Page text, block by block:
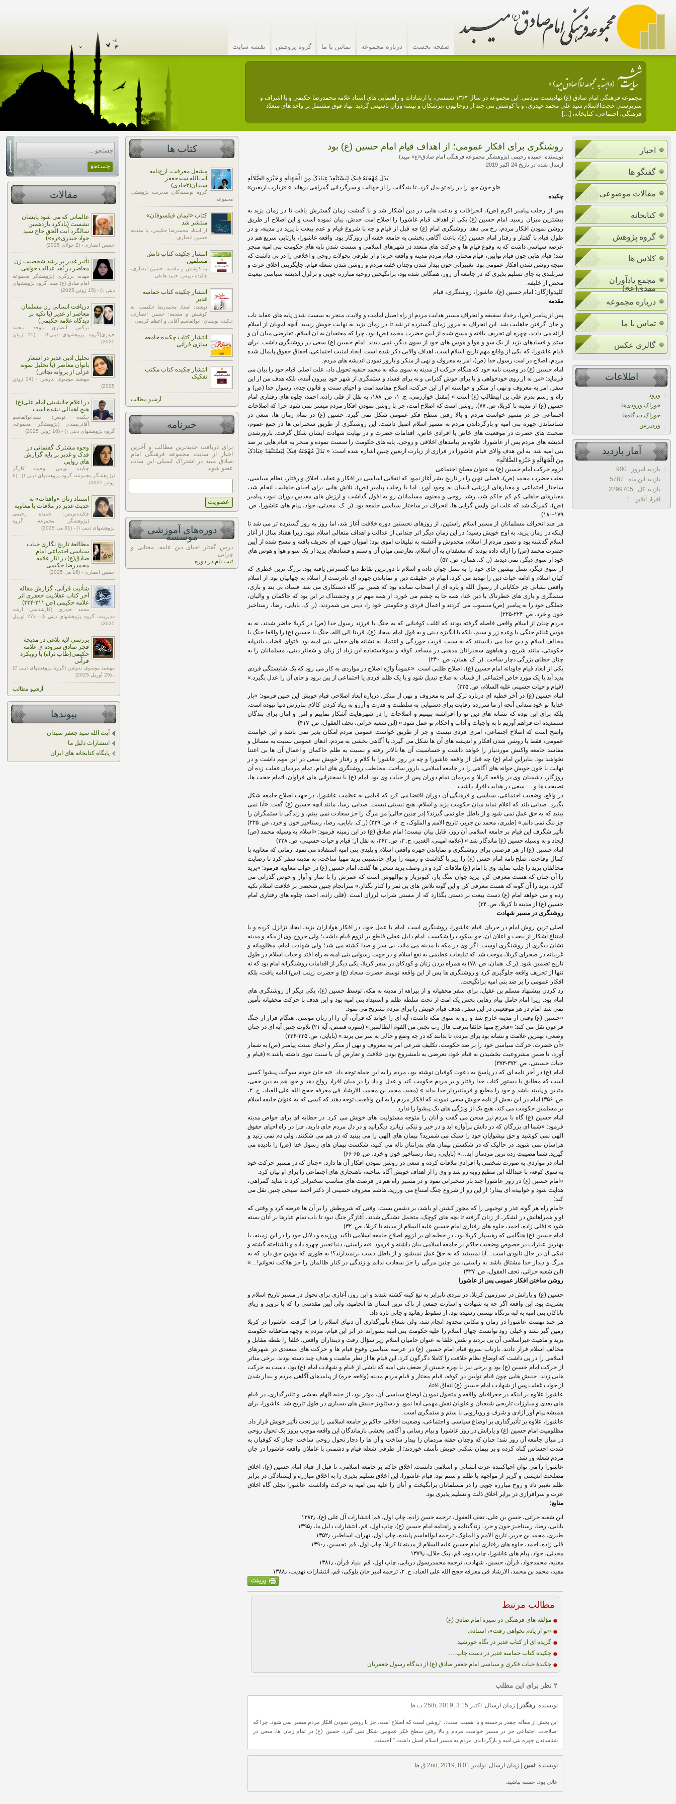
صفحه نخست درباره مجموعه تماس با ما گروه پژوهش نقشه سایت
مجموعه فرهنگی امام صادق (ع) نهادیست مردمی. این مجموعه در سال ۱۳۶۴ شمسی، با ارشادات و راهنمایی های استاد علامه محمدرضا حکیمی و با اشراف و
سرپرستی حجت‌الاسلام سید علی محمد حیدری، و با کوشش تنی چند از روحانیون ،پزشکان و پیشه وران تاسیس گردید. نهاد فوق مشتمل بر واحد های متعدّد
فرهنگی، اجتماعی، کتابخانه، […]
اخبار
گفتگو ها
مقالات موضوعی
کتابخانه
گروه پژوهش
کلاس ها
مجمع یادآوران
مهدی(عج)
درباره مجموعه
تماس با ما
گالری عکس
اطلاعات
ورود
خوراک ورودی‌ها
خوراک دیدگاه‌ها
وردپرس
آمار بازديد
بازديد امروز : 900
بازديد اين ماه : 5787
بازديد کل : 2299705
افراد آنلاين : 1
روشنگری برای افکار عمومی؛ از اهداف قیام امام حسین (ع) بود
نویسنده: حمیده رحیمی (پژوهشگر مجموعه فرهنگی امام صادق«ع» میبد)
ارسال شده در تاریخ 24 اکتبر 2019
بَذَلَ مُهْجَتَهُ فِیکَ لِیَسْتَنْقِذَ عِبَادَکَ مِنَ الْجَهَالَهِ وَ حَیْرَهِ الضَّلالَهِ
«او خون خود را در راه تو بذل کرد، تا بندگانت را از جهالت و سرگردانى گمراهى برهاند.» «زیارت اربعین»
چکیده
پس از رحلت پیامبر اکرم (ص)، انحرافات و بدعت هایی در دین آشکار شد و با گذشت زمان گسترش یافت تا در زمان یزید به
بیشترین میزان رسید. امام حسین (ع) یکی از اهداف قیام عاشورا را اصلاح امت جدش، بیان نموده است و این اصلاح از طریق
روشن نمودن افکار مردم، رخ می دهد. روشنگری امام (ع) چه قبل از قیام و چه با شروع قیام و عدم بیعت با یزید در مدینه، و در
طول قیام با گفتار و رفتار امام حسین (ع)، باعث آگاهی بخشی به جامعه خفته آن روزگار بود. واقعه عاشورا، بازتابی سریع هم در
عرصه سیاسی داشت که به وقوع قیام ها و حرکت های متعدد در شهرهای اسلامی و سست شدن پایه های حکومت بنی امیه منجر
شد؛ قیام هایی چون قیام توابین، قیام مختار، قیام مردم مدینه و واقعه حره؛ و از طرفی تحولات روحی و اخلاقی را در پی داشت که
نتیجه روشن شدن افکار عمومی بود. تغییراتی چون بیدار شدن وجدان خفته مردم و روشن شدن شعله قیام، جایگزینی اخلاق عزت و
سربلندی به جای تسلیم پذیری که در جامعه آن روز، همگانی شده بود، برانگیختن روحیه مبارزه جویی و تزلزل اندیشه سیاسی تبعیت
محض از خلیفه.
کلیدواژگان: امام حسین (ع)، عاشورا، روشنگری، قیام
مقدمه
پس از پیامبر (ص)، رخداد سقیفه و انحراف مسیر هدایت مردم از راه اصیل امامت و ولایت، منجر به سست شدن پایه های عقاید ناب
و جان گرفتن جاهلیت شد. این انحراف به مرور زمان گسترده تر شد تا در زمان یزید به نهایت خویش رسید. آنچه امویان از اسلام
ارائه می دادند، چهره ای تحریف یافته و مسخ شده از آیین حضرت محمد (ص) بود، چرا که معتقدان به آن اسلام، تعارضی میان آن و
ستم و فسادهای یزید از یک سو و هوا و هوس های خود از سوی دیگر، نمی دیدند. امام حسین (ع) سعی در روشنگری داشت. برای
قیام عاشورا، که یکی از وقایع مهم تاریخ اسلام است، اهداف والایی ذکر شده است. ایجاد امنیت اجتماعی، احقاق حقوق پایمال شده
مردم، اصلاح در امت رسول خدا (ص)، امر به معروف و نهی از منکر و بارور نمودن اندیشه های مردم.
امام حسین (ع) در وصیت نامه خود که هنگام حرکت از مدینه به سوی مکه به محمد حنفیه تحویل داد، علت اصلی قیام خود را بیان می
فرماید: «من نه از روی خودخواهی و یا برای خوش گذرانی و نه برای فساد و ستمگری از شهر خود بیرون آمدم، بلکه هدف من از این
سفر، امر به معروف و نهی از منکر و خواسته ام از این حرکت، اصلاح مفاسد امت و احیای سنت و قانون جدم، رسول خدا (ص) و
راه و رسم پدرم علی بن ابیطالب (ع) است.» (مقتل خوارزمی، ج. ۱، ص. ۱۸۸، به نقل از قلی زاده، احمد، جلوه های رفتاری امام
حسین (ع) از مدینه تا کربلا، ص. ۷۷). روشن است که اصلاح امت، جز با روشن نمودن افکار مردم میسر نمی شود. چرا که اصلاحات
اجتماعی جز در مسیر خواست مردم و بالا رفتن سطح فکر عمومی شکل نمی گیرد. حسین (ع) در تمام زمان ها، سعی در
شناساندن چهره بنی امیه و بازگرداندن مردم به مسیر اسلام اصیل داشت. این روشنگری از طریق سخنرانی ها در جمع عموم،
صحبت های حضرت در موقعیت های خاص با افرادی خاص، اقدامات حضرت و در نهایت شهادت ایشان شکل گرفت. بارورشدن
اندیشه های مردم پس از عاشورا، علاوه بر پیامدهای اخلاقی و روحی، پایه های حکومت را سست نموده و منجر به قیام هایی بر ضد
بنی امیه شد. به این هدف والای قیام عاشورا در فرازی از زیارت اربعین چنین اشاره شده است: « بَذَلَ مُهْجَتَهُ فِیکَ لِیَسْتَنْقِذَ عِبَادَکَ
مِنَ الْجَهَالَهِ وَ حَیْرَهِ الضَّلالَهِ»
لزوم حرکت امام حسین (ع) به عنوان مصلح اجتماعی
بعثت حضرت محمد (ص)، فصلی نوین را در تاریخ بشر آغاز نمود که انقلابی اساسی در افکار و عقاید، اخلاق و رفتار، نظام سیاسی،
ساختار اجتماعی و معیارهای ارزشی انسان به وجود آورد. اما با رحلت پیامبر (ص)، تلاش هایی برای احیای جاهلیت انجام شد،
معیارهای جاهلی کم کم حاکم شد، رشد روحی و معنوی مسلمانان رو به افول گذاشت و ارزش های مقدس دوران نبوت پیامبر
(ص)، کمرنگ شد که علت این واپس گرایی ها، انحراف در ساختار سیاسی جامعه بود. (ر. ک. محدثی، جواد، پیام های عاشورا، ص.
۱۷۹-۱۸۰)
هر چند انحراف مسلمانان از مسیر اسلام راستین، از روزهای نخستین دوره خلافت آغاز شد، اما روز به روز گسترده تر می شد تا
اینکه در زمان یزید، به اوج خویش رسید؛ در این زمان دیگر اثر چندانی از عدالت و اهداف متعالی اسلام نبود. زیرا هفتاد سال از آغاز
اسلام گذشته بود و تصور مردم از اسلام، مخدوش و آغشته به تبلیغات اموی بود؛ امویان چهره ای تحریف یافته و مسخ شده از آیین
حضرت محمد (ص) را ارائه داده بودند که معتقدان به آن اسلام، تعارضی میان آن و ستم و فسادهای یزید از یک سو و هوا و هوس های
خود از سوی دیگر، نمی دیدند. (ر. ک. همان، ص. ۵۲)
از سوی دیگر، نسل پیشین جای خود را به نسل جوان داده و اسلام تا دورترین نقاط دنیا گسترش یافته بود. بزرگ ترین خطری که
کیان اسلام و ادامه حیات دین را تهدید می کرد، ابهام در حقیقت دین و نمایاندن چهره ای نادرست از اسلام به جهانیان بود. از اسلام
واقعی نشانی جز حکایاتی از رسول الله و پاره ای از اصحاب نمانده بود که همین نیز گاه دستکاری می شد. فساد، بی بند و باری،
ستمگری و بازی های خطرناک با دین خدا، همه جا به چشم می خورد. از همه مهم تر و وحشتناک تر این بود که حاکمان و والیان،
جملگی خود را به پیامبر (ص) منسوب می کردند و اعمال فردی و حکومتی خود را، دینی می شمردند. (ر. ک. بابایی، رضا، رستاخیز
خون و خرد، ص. ۲۲۴-۲۲۵)
مردم چنان از اسلام واقعی فاصله گرفته بودند که اغلب کوفیانی که به جنگ با فرزند رسول خدا (ص) در کربلا حاضر شدند، نه به
هوس غنائم جنگی یا وعده زر و سیم، بلکه با انگیزه دینی و به قول امام سجاد (ع)، قربتا الی الله، جنگ با حسین (ع) را واقعا جنگ با
مخالف اسلام و دین خدا می دانستند که به سبب فریب خوردگی و اعتماد به نشانه های جعلی بنی امیه بود. فتوای قضات بلندپایه
حکومتی، مانند شریح، و هیاهوی سخنرانان مذهبی در مساجد کوفه و سوءاستفاده ابن زیاد از زبان و شعائر دینی، مسلمانان را به
چنان خطای بزرگی دچار ساخت. (ر. ک. همان، ص. ۲۴۰)
یکی از ابعاد قیام جاودانه امام حسین (ع)، اصلاح طلبی است. «عموماً واژه اصلاح در مواردی به کار می رود که یک شایستگی فردی
پدید آید یا یک مورد خاص اجتماعی از فساد، به صلاح تبدیل شود و یا یک ظلم فردی یا اجتماعی از بین برود و جای آن را عدل بگیرد.»
(قیام و حیات حسینی علیه السلام، ص. ۲۲۵)
امام حسین (ع) در آخر خطبه ای درباره ترکِ امر به معروف و نهی از منکر، درباره ابعاد اصلاحی قیام خویش این چنین فرمود: «بار
خدایا! تو خود مى‏دانى آنچه از ما سرزده رقابت براى دستیابى به سلطنت و قدرت و آرزو به زیاد کردن کالاى بى‏ارزش دنیا نبوده است.
بلکه براى این بوده که نشانه هاى دین تو را افراشته ببینیم و اصلاحات را در شهرهایت آشکار نماییم و امن و امان براى بندگان
ستمدیده ات فراهم آوریم تا به واجبات و آداب و احکام تو عمل شود.» (ابن شعبه حرانى، تحف العقول، ص. ۴۱۷)
واضح است که اصلاح اجتماعی، امری فردی نیست و جز از طریق خواست عمومی مردم امکان پذیر نمی باشد و این خواست
عمومی، فقط با روشن شدن افکار و اندیشه های آن ها شکل می گیرد. با آگاهی بخشی به مردم، اذهان عمومی نسبت به مسائل و
مفاسد جامعه واکنش موردنیاز را خواهد داشت و حساسیت آن ها بالاتر رفته و نسبت به ظلم حاکمان و اعمال آن ها بی اعتنا
نخواهند بود. بنابراین امام (ع) چه قبل از واقعه عاشورا و چه در روز عاشورا با کلام و رفتار خویش سعی در این مهم داشت و در
نهایت با خون خویش جوانه های آگاهی را در جامعه اسلامی، بارور ساخت. مخاطب روشنگری های امام، تمام مردمان غفلت زده آن
روزگار، دشمنان وی در واقعه کربلا و مردمان تمام دوران پس از حیات وی بود. امام (ع) با سخنرانی های فراوان، اتمام حجت ها،
نصیحت ها و … سعی در هدایت افراد داشت.
در واقع، وضعیت اجتماعی، سیاسی و فرهنگی آن دوران اقتضا می کرد که قیامی به عظمت عاشورا، در جهت اصلاح جامعه شکل
بگیرد. صدایی بلند که اعلام نماید میان حکومت یزید و اسلام، هیچ نسبتی نیست. صدایی رسا، مانند آنچه حسین (ع) گفت: «آیا نمی
بینید که به حق عمل نمی شود و از باطل جلو نمی گیرند؟ [در چنین حالی] من مرگ را جز سعادت نمی بینم، و زندگی با ستمگران را
جز ننگ نمی دانم.» (طبری، محمد بن جریر، تاریخ الامم و الملوک، ج. ۶، ص. ۲۲۹) (ر.ک. بابایی، رضا، رستاخیر خون و خرد، ص. ۲۲۵)
تأثیر شگرف این قیام بر جامعه اسلامی آن روز، قابل بیان نیست؛ امام صادق (ع) در این زمینه فرمود: «اسلام به وسیله محمد (ص)
ایجاد و به وسیله حسین (ع) ماندگار شد.» (علامه امینی، الغدیر، ج. ۳، ص. ۲۶۳، به نقل از: قیام و حیات حسینی، ص. ۲۲۸)
امام حسین (ع) از هر فرصتی برای روشنگری و نمایاندن چهره واقعی اسلام و پلیدی بنی امیه استفاده می نمود. زمانی که معاویه با
کمال وقاحت، صلح نامه امام حسن (ع) را زیر پا گذاشت و زمینه را برای جانشینی یزید مهیا ساخت، به مدینه سفر کرد تا رضایت
مخالفان یزید را جلب نماید. وی با امام (ع) ملاقات کرد و در وصف یزید سخن ها گفت. امام حسین (ع) در جواب معاویه فرمود: «یزید
را آن چنان که هست معرفی کن. یزید جوان سگ باز، کبوترباز و بوالهوس است که عمرش را با ساز و آواز و خوش گذرانی می
گذرد، یزید را آن گونه که هست معرفی کن و این گونه تلاش های بی ثمر را کنار بگذار.» سرانجام چنین شخصی بر خلافت اسلام تکیه
زده و می خواهد امام (ع) دست بیعت بر دستی بگذارد که از مستی شراب لرزان است. (قلی زاده، احمد، جلوه های رفتاری امام
حسین (ع) از مدینه تا کربلا، ص. ۳۴)
روشنگری در مسیر شهادت
اصلی ترین روش امام در جریان قیام عاشورا، روشنگری است. امام با عمل خود، در افکار هواداران یزید، ایجاد تزلزل کرده و با
امتناع آشکار از بیعت و اعلان آن، جو سکوت را شکست. امام دلیل عقلی قاطع بر لزوم قیام داشت؛ ولی خروج وی از مکه و مدینه
نشان دیگری از روشنگری اوست. اگر وی در مکه یا مدینه می ماند، بی سر و صدا کشته می شد؛ ولی شهادت امام، مظلومانه و
غریبانه در صحرای کربلا، موجب شد که تبلیغات عظیمی به نفع اسلام و در جهت رسوایی بنی امیه به راه افتد و حیات اسلام در طول
تاریخ تضمین شود. (ر.ک. همان، ص. ۷۸) به همراه بردن زنان و کودکان در سفر کربلا، یکی دیگر از اقدامات روشنگرانه امام بود که نه
تنها از تحریف واقعه جلوگیری کرد و روشنگری ها پس از این واقعه توسط حضرت سجاد (ع) و حضرت زینب (س) ادامه یافت، بلکه
افکار عمومی را بر ضد بنی امیه برانگیخت.
رد کردن پیشنهاد مسلم بن عقیل، برای سفر مخفیانه و از بیراهه از مدینه به مکه، توسط حسین (ع)، یکی دیگر از روشنگری های
امام بود. زیرا امام حامل پیام رهایی بخش یک امت از تحت سلطه ظلم و استبداد بنی امیه بود و این هدف با حرکت مخفیانه تأمین
نمی شد. امام در هر موقعیتی در این سفر، هدف قیام خویش را برای مردم تشریح می نمود.
«حسین (ع) وقتی از مدینه خارج شد و رو به سوی مکه داشت، آیه ای را خواند که قرآن، آن را از زبان موسی، هنگام فرار از چنگ
فرعون نقل می کند: «فخرج منها خائفا یترقب قال رب نجنی من القوم الظالمین» (سوره قصص، آیه ۲۱) تلاوت چنین آیه ای در چنان
وضعی، بهترین علامت و نشانه بود برای مردم، تا بدانند که در چه وضع و حالی به سر می برند.» (بابایی، ص. ۲۲۵-۲۲۶)
«آن حضرت، حرکت سیاسی خود را بر ضد حکومت، تکلیف شرعی امر به معروف و نهی از منکر و احیای سنت پیامبر (ص) به شمار
آورد، تا ضمن مشروعیت بخشیدن به قیام خود، تعرضی به نامشروع بودن خلافت و تعارض آن با سنت نبوی داشته باشد.» (قیام و
حیات حسینی، ص. ۳۷۲-۳۷۳)
امام (ع) در آخر نامه ای که در پاسخ به دعوت کوفیان نوشته بود، مردم را به این جمله توجه داد: «به جان خودم سوگند، پیشوا کسی
است که مطابق با دستور کتاب خدا رفتار و بر مردم حکومت کند و عدل و داد را در میان افراد رواج دهد و خود هم به دین حقی،
متدین و پایبند باشد و خود را مطیع و فرمانبردار خدا بداند.» (مفید، محمد بن محمد، الارشاد فی معرفه حجج الله علی العباد، ج. ۲،
ص. ۳۵۶) امام در این بخش از نامه خویش سعی نمودند که افکار مردم را به این واقعیت توجه دهند که کسی که به عنوان خلیفه اسلام
بر مسلمین حکومت می کند، هیچ یک از ویژگی های یک پیشوا را ندارد.
امام حسین (ع) گاه با مردم نیز سخن می گفت و آنان را متوجه مسئولیت های خویش می کرد. در خطابه ای برای خواص مدینه
فرمود: «شما ای بزرگان که در دانش پرآوازه اید و در خیر و نیکی زبانزد دیگرانید و در دل مردم جای دارید، چرا در راه احیای حقوق
الهی نمی کوشید و حق پیشوایان خود را سبک می شمرید؟ پیمان های الهی را می بینید که در هم می شکنند، ولی دم نمی زنید و
هراسان نمی شوید. در حالیک که در شکستن پیمان های پدرانتان ناله می کنید، شکست پیمان های رسول خدا (ص) را نادیده می
گیرید. شما مصیبت زده ترین مردمان اید…» (بابایی، رضا، رستاخیز خون و خرد، ص. ۶۵-۶۶)
امام در مواردی به صورت شخصی با افرادی ملاقات کرده و سعی در روشن نمودن افکار آن ها دارد. «چنان که در مسیر حرکت خود
به سوی کوفه، با عبدالله ابن مطیع روبه رو شد و وی را از اهداف خویش آگاه ساخته، ناهنجاری های اجتماعی را برای او بیان کرد.
«امام حسین (ع) در روز عاشورا چند بار سخنرانی نمود و در مسیر راه هم در فرصت های مناسب سخنرانی کرد تا شاید گمراهی،
هدایت شود و خوابیده ای بیدار؛ از این رو از شروع جنگ امتناع می ورزید. هاشم معروف حسینی از دکتر احمد صبحی چنین نقل می
کند:
«امام راه هر گونه عذر و توجیهی را که مجوز کشتن او باشد، بر دشمن بست. وقتی که شروطش را بر آن ها عرضه کرد و وقتی که
او و همراهانش در لشکر، از زنان گرفته تا بچه های کوچک، متحمل تشنگی شدند، آغازگر جنگ نبود تا باب تمام عذرها بر آنان بسته
شود.» (قلی زاده، احمد، جلوه های رفتاری امام حسین علیه السلام از مدینه تا کربلا، ص. ۳۲)
امام حسین (ع) هنگامى که رهسپار کربلا بود، در خطبه ای بر لزوم اصلاح جامعه اسلامی تأکید ورزیده و دلایل خود را در این زمینه، با
بهترین عبارات در خصوص وضعیت حاکم بر جامعه اسلامی بیان داشته و فرمود: «به راستى، دنیا تغییر چهره داده و ناشناخته گشته و
نیکى آن در حال نابودى است…آیا نمى‏بینید که به حقّ عمل نمى‏شود و از باطل دست برنمى‏دارند؟! به طورى که مؤمن حق دارد که به
مرگ و دیدار خدا مشتاق باشد. به راستى، من چنین مرگى را جز سعادت ندانم و زندگى در کنار ظالمان را جز هلاکت نخوانم!…»
(ابن شعبه حرانی، تحف العقول، ص. ۴۲۷)
روشن ساختن افکار عمومی پس از عاشورا
حسین (ع) و یارانش در سرزمین کربلا، در نبردی نابرابر به تیغ کینه کشته شدند و این روز، آغازی برای تحول در مسیر تاریخ اسلام و
بشریت بود. این واقعه اگر چه به شهادت و اسارت جمعی از پاک ترین انسان ها انجامید، ولی آیین مقدسی را که با تزویر و ریای
ناپاکان بنی امیه به لبه پرتگاه نیستی رسیده بود، از سقوط رهانید و جانی تازه داد.
هر چند نهضت عاشورا در زمان و مکانی محدود انجام شد، ولی شعاع تأثیرگذاری آن دنیای اسلام را فرا گرفت. عاشورا در کربلا
زمین گیر نشد و خیلی زود توانست جهان اسلام را علیه حکومت بنی امیه بشوراند. در اثر این قیام، مردم به وجهه منافقانه حکومت
یزید و ماهیت غیراسلامی آن پی بردند و نقش خلفا به عنوان حامیان اسلام زیر سؤال رفت و دینداران واقعی، خلفا را نقطه مقابل و
مخالف اسلام قرار دادند. بازتاب سریع قیام امام حسین (ع) در عرصه سیاسی وقوع قیام ها و حرکت های متعددی در شهرهای
اسلامی را در پی داشت که اوضاع نظام خلافت را کاملا دگرگون کرد. این قیام ها از نظر ماهیت و هدف چند دسته بودند. برخی متاثر
از حرکت امام حسین (ع) بود و برخی نیز با بهره جستن از ضعف بنی امیه که ناشی از قیام و شهادت امام (ع) بود، دست به حرکت
هایی زدند. جنبش هایی چون قیام توابین در کوفه، قیام مختار و قیام مردم مدینه (واقعه حره) از پیامدهای آگاهی مردم و بیدار شدن
از خواب غفلت پس از شهادت امام حسین (ع) اتفاق افتاد.
عاشورا علاوه بر اینکه در جغرافیای واقعه و متحول نمودن اوضاع سیاسی آن، موثر بود، از جنبه الهام بخشی و تاثیرگذاری، در قیام
های بعدی و مبارزات تاریخی شیعیان و علویان نقش مهمی ایفا نمود و دستاویز جنبش های بسیاری در طول تاریخ شد. عاشورا، برای
همیشه پیام آور آزادی و شرف و رویارویی با ستم و ستمگری است.
عاشورا، علاوه بر تأثیرگذاری بر اوضاع سیاسی و اجتماعی، وضعیت اخلاقی حاکم بر جامعه اسلامی را نیز تحت تأثیر خویش قرار داد.
مظلومیت امام حسین (ع) و یارانش در روز عاشورا و پیام رسانی و آگاهی بخشی بازماندگان این واقعه موجب بروز یک تحول روحی
در میان جامعه آن روز شد؛ چنان که وجدان خفته مردمان را بیدار ساخت و آن ها را دچار تحول روحی ساخت. چنان که کوفیان به
شدت احساس گناه کرده و بر پیمان شکنی خویش تأسف خوردند؛ از طرفی شعله قیام و دشمنی با عاملان واقعه عاشورا در جان
مردم شعله ور شد.
عاشورا را می توان احیاکننده عزت انسانی و اسلامی دانست. اخلاق حاکم بر جامعه اسلامی، تا قبل از قیام امام حسین (ع)، اخلاق
مصلحت اندیشی و گریز از مواجهه با ظلم و ستم بود. قیام عاشورا، این اخلاق تسلیم پذیری را به اخلاق مبارزه و ایستادگی در برابر
ظلم تغییر داد و روح مبارزه جویی را در مسلمانان برانگیخت و آنان را علیه بنی امیه به حرکت واداشت. عاشورا تجلی گاه اخلاق
عزت و سرافرازی در برابر اخلاق ذلت و تسلیم پذیری بود.
منابع:
ابن شعبه حرانى، حسن بن على، تحف العقول، ترجمه حسن زاده، چاپ اول، قم: انتشارات آل علی (ع)، ۱۳۸۲٫
بابایی، رضا، رستاخیز خون و خرد: زندگینامه و راهنامه امام حسین (ع)، چاپ اول، قم، انتشارات دلیل ما، ۱۳۹۵٫
طبری، محمد بن جریر، تاریخ الامم و الملوک، ترجمه ابوالقاسم پاینده، چاپ اول، تهران، اساطیر، ۱۳۵۲٫
قلی زاده، احمد، جلوه های رفتاری امام حسین علیه السلام از مدینه تا کربلا، چاپ اول، قم: تحسین، ۱۳۹۰٫
محدثی، جواد، پیام های عاشورا، چاپ دوم، قم، پیک جلال، ۱۳۷۹٫
مغنیه، محمدجواد، قرآن، حسین، شهادت، ترجمه محمدرسول دریایی، چاپ اول، قم: بنیاد قرآن، ۱۳۸۱٫
مفید، محمد بن محمد، الارشاد فی معرفه حجج الله علی العباد، ج. ۲، ترجمه امیر خان بلوکی، قم، انتشارات تهذیب، ۱۳۸۸٫
مطالب مرتبط
مؤلفه های فرهنگی در سیره امام صادق (ع)
«تو از یادم نخواهی رفت»، استادم.
گزیده ای از کتاب غدیر در نگاه خورشید
چکیده کتاب حماسه غدیر در دست چاپ….
چکبدۀ حیات فکری و سیاسی امام جعفر صادق (ع) از دیدگاه رسول جعفريان
۲ نظر برای این مطلب
نویسنده: رهگذر | زمان ارسال: اکتبر 25th, 2019, 3:15 ب.ظ
این بخش از مقاله چقدر برجسته و با اهمیت است:، “روشن است که اصلاح امت، جز با روشن نمودن افکار مردم میسر نمی شود. چرا که
اصلاحات اجتماعی جز در مسیر خواست مردم و بالا رفتن سطح فکر عمومی شکل نمی گیرد. حسین (ع) در تمام زمان ها، سعی در
شناساندن چهره بنی امیه و بازگرداندن مردم به مسیر اسلام اصیل داشت.” احسنت
نویسنده:ثمین | زمان ارسال: نوامبر 2nd, 2019, 8:01 ق.ظ
عالی بود. خسته نباشید.
مقالات
عالمانی که می شود پایشان
نشست (یادکرد یازدهمین
سالگرد آیت الحق حاج سید
جواد حیدری«ره»)
حسین انصاری - (2 جولای 2025)
تأثیر غدیر بر رشد شخصیت زن
معاصر در بُعد عدالت خواهی
مهدیه برزگری (پژوهشگر مجموعه
امام صادق (ع) میبد، گروه پژوهشهای
دینی ۱) - (15 ژوئن 2025)
دریافت انسانی زن مسلمان
معاصر از غدیر (با تکیه بر
دیدگاه علامه حکیمی)
نرگس انصاری موحد- محمد
حیدری(گروه پژوهشهای دینی۲) - (15 ژوئن
2025)
تحلیل ادبی غدیر در اشعار
بانوان معاصر (با تحلیل نمونه
غزلی از پروانه نجاتی)
مهشید موسوی ندوشن - (14 ژوئن
2025)
در اعلام جانشینی امام علی(ع)
هیچ اهمالی نشده است
چکیده نویس: سیدابوالقاسم
آقائی‌میبدی (پژوهشگر مجموعه،
گروه پژوهشهای دینی ۱) - (10 ژوئن 2025)
وجوه مشترک گفتمانی در
فدک و غدیر بر پایه گزارش
های روایی
چکیده نویس: وحیده کارگر
(پژوهشگر مجموعه، گروه پژوهشهای دینی ۱) - (6
ژوئن 2025)
استناد زنان «وافدات» به
حدیث غدیر در ملاقات با معاویه
چکیده‌نویس: حمیده رحیمی
(پژوهشگر مجموعه، گروه
پژوهشهای دینی ۱) - (31 می 2025)
مطالعۀ تاریخ نگاری حیات
سیاسی اجتماعی امام
صادق(ع) در آثار علامه
محمدرضا حکیمی
حسین انصاری - (16 می 2025)
شأنیت قرآنی، گزارش مقاله
آخر کتاب عقلانیت جعفری اثر
علامه حکیمی (ص ۲۱۱-۳۳۴)
محمد حیدری (کارشناسی ارشد
مدیریت، گروه پژوهشهای دینی 2) - (27 آوریل
2025)
بررسی لایه بلاغی در مدیحۀ
فجر صادق سروده ی علامه
حکیمی(طاب ثراه) با رویکرد
قرآنی
مهشید موسوی ندوشن (گروه پژوهشهای دینی 2)
- (25 آوریل 2025)
آرشیو مطالب
پیوندها
آیت الله سید جعفر سیدان
انتشارات دلیل ما
پایگاه کتابخانه های ایران
کتاب ها
مشعل معرفت، ارج‌نامه
آیت‌الله سیدجعفر
سیدان(۲جلدی)
گروه نویسندگان، مدیریت پژوهشی
مجموعه
کتاب «ایمان فیلسوفان»
منتشر شد
از استاد محمدرضا حکیمی، با مقدمه
حسین انصاری.
انتشار چکیده کتاب دانش
مسلمین
به کوشش و مقدمه: حسین انصاری،
چکیده نویس: حمید هاتفی
انتشار چکیده کتاب حماسه
غدیر
نوشته: استاد محمدرضا حکیمی، به
کوشش و مقدمه: حسین انصاری،
چکیده نویسان: ابوالقاسم آقایی و اعظم کریمی
انتشار کتاب چکیده جامعه
سازی قرآنی
انتشار چکیده کتاب مکتب
تفکیک
آرشيو مطالب
خبرنامه
برای دریافت جدیدترین مطالب و آخرین
اخبار از سایت مجموعه فرهنگی امام
صادق میبد در اشتراک ایمیلی این سات
عضو شوید.
دوره‌های آموزشی
موسسه
درس گفتار احیای دین عامه، معنایی و
چرایی
ثبت نام در دوره